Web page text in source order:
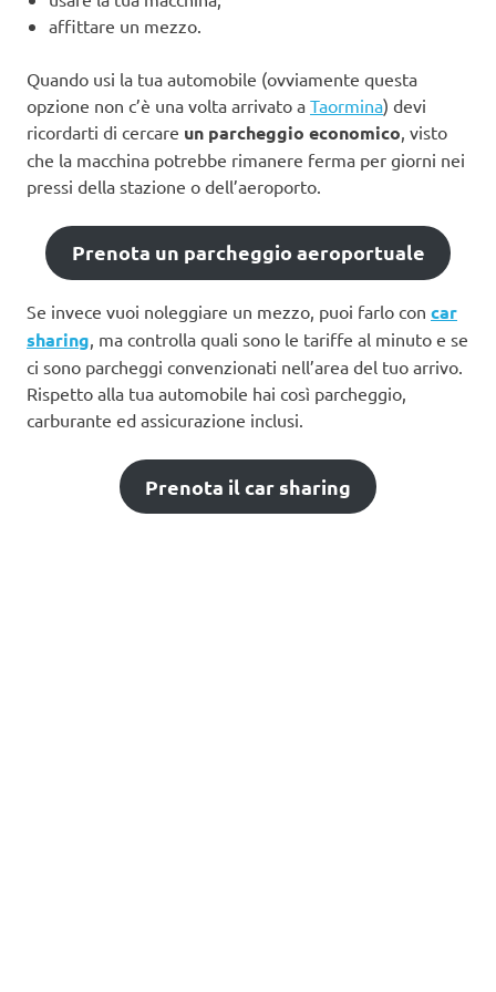
affittare un mezzo.
Quando usi la tua automobile (ovviamente questa
opzione non c’è una volta arrivato a Taormina) devi
ricordarti di cercare un parcheggio economico , visto
che la macchina potrebbe rimanere ferma per giorni nei
pressi della stazione o dell’aeroporto.
Prenota un parcheggio aeroportuale
Se invece vuoi noleggiare un mezzo, puoi farlo con car
sharing, ma controlla quali sono le tariffe al minuto e se
ci sono parcheggi convenzionati nell’area del tuo arrivo.
Rispetto alla tua automobile hai così parcheggio,
carburante ed assicurazione inclusi.
Prenota il car sharing